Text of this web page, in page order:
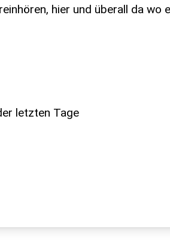
hier und überall da wo
letzten Tage